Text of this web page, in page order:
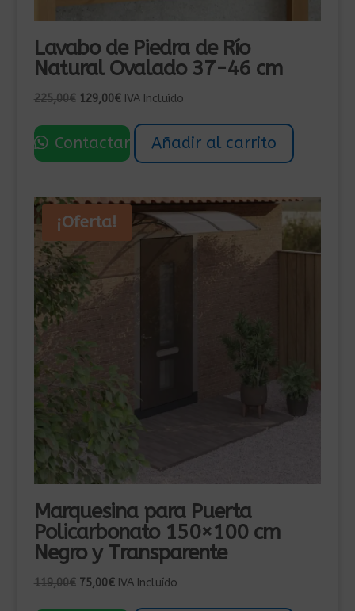
Lavabo de Piedra de Río
Natural Ovalado 37-46 cm
225,00€ El
original
era:
129,00€El
actual
es:
IVA Incluído
Contactar Añadir al carrito
¡Oferta!
Marquesina para Puerta
Policarbonato 150×100 cm
Negro y Transparente
119,00€ El
75,00€ElIVA Incluído